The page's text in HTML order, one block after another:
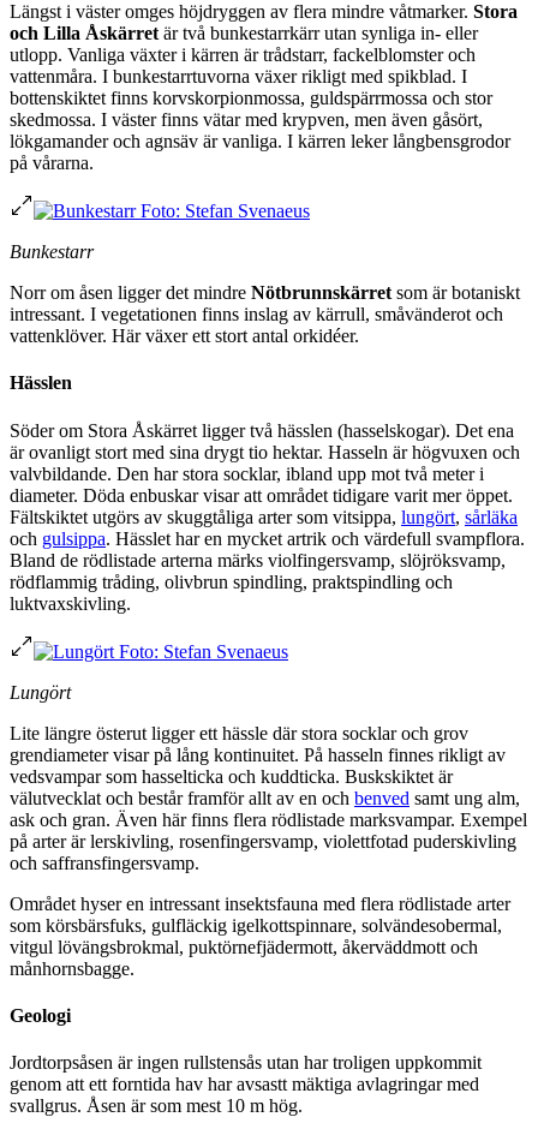
Längst i väster omges höjdryggen av flera mindre våtmarker. Stora
och Lilla Åskärret är två bunkestarrkärr utan synliga in- eller
utlopp. Vanliga växter i kärren är trådstarr, fackelblomster och
vattenmåra. I bunkestarrtuvorna växer rikligt med spikblad. I
bottenskiktet finns korvskorpionmossa, guldspärrmossa och stor
skedmossa. I väster finns vätar med krypven, men även gåsört,
lökgamander och agnsäv är vanliga. I kärren leker långbensgrodor
på vårarna.
Bunkestarr
Norr om åsen ligger det mindre Nötbrunnskärret som är botaniskt
intressant. I vegetationen finns inslag av kärrull, småvänderot och
vattenklöver. Här växer ett stort antal orkidéer.
Hässlen
Söder om Stora Åskärret ligger två hässlen (hasselskogar). Det ena
är ovanligt stort med sina drygt tio hektar. Hasseln är högvuxen och
valvbildande. Den har stora socklar, ibland upp mot två meter i
diameter. Döda enbuskar visar att området tidigare varit mer öppet.
Fältskiktet utgörs av skuggtåliga arter som vitsippa, lungört, sårläka
och gulsippa. Hässlet har en mycket artrik och värdefull svampflora.
Bland de rödlistade arterna märks violfingersvamp, slöjröksvamp,
rödflammig tråding, olivbrun spindling, praktspindling och
luktvaxskivling.
Lungört
Lite längre österut ligger ett hässle där stora socklar och grov
grendiameter visar på lång kontinuitet. På hasseln finnes rikligt av
vedsvampar som hasselticka och kuddticka. Buskskiktet är
välutvecklat och består framför allt av en och benved samt ung alm,
ask och gran. Även här finns flera rödlistade marksvampar. Exempel
på arter är lerskivling, rosenfingersvamp, violettfotad puderskivling
och saffransfingersvamp.
Området hyser en intressant insektsfauna med flera rödlistade arter
som körsbärsfuks, gulfläckig igelkottspinnare, solvändesobermal,
vitgul lövängsbrokmal, puktörnefjädermott, åkerväddmott och
månhornsbagge.
Geologi
Jordtorpsåsen är ingen rullstensås utan har troligen uppkommit
genom att ett forntida hav har avsastt mäktiga avlagringar med
svallgrus. Åsen är som mest 10 m hög.